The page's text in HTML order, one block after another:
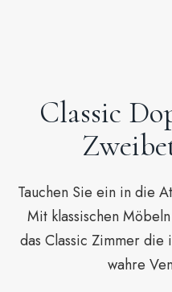
Classic
Tauchen Sie ein in die
Mit klassischen
das Classic Zimmer die
wahre